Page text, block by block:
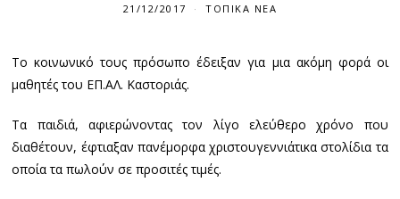
21/12/2017 ΤΟΠΙΚΆ ΝΈΑ
Το κοινωνικό τους πρόσωπο έδειξαν για μια ακόμη φορά οι
μαθητές του ΕΠ.ΑΛ. Καστοριάς.
Τα παιδιά, αφιερώνοντας τον λίγο ελεύθερο χρόνο που
διαθέτουν, έφτιαξαν πανέμορφα χριστουγεννιάτικα στολίδια τα
οποία τα πωλούν σε προσιτές τιμές.